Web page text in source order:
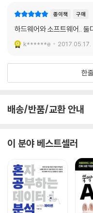
PAR
동작 테스트
블록도 → 코드 수정 → 시뮬
공정 및 라이브러리 선택
웨이퍼 가공
평가용 보드 제작
연습문제
부록 A. 엔지니어의 삶!
부록 B. 연습문제 해답
종이책 구매
하드웨어와 소프트웨어.. 둘
k******e 2017.05.17.
한
배송/반품/교환 안내
이 분야 베스트셀러